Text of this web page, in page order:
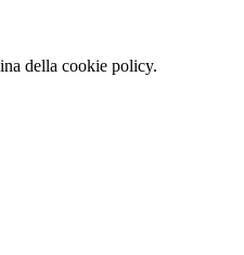
della cookie policy.